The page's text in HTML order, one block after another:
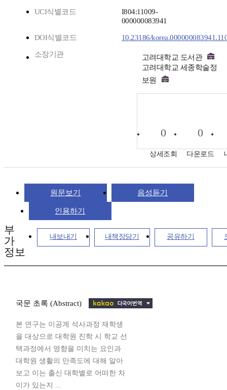
UCI식별코드
I804:11009-
000000083941
DOI식별코드 10.23186/
소장기관
고려대학교 도서관
고려대학교 세종학술정
보원
0
상세조회
0
다운로드
원문보기 음성듣기
인용하기
내보내기 내책장담기 공유하기
부
가
정보
국문 초록 (Abstract)
본 연구는 이공계 석사과정 재학생
을 대상으로 대학원 진학 시 학교 선
택과정에서 영향을 미치는 요인과
대학원 생활의 만족도에 대해 알아
보고 이는 출신 대학별로 어떠한 차
이가 있는지 ...